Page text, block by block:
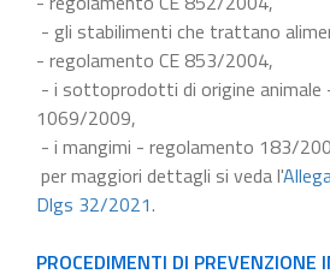
- gli stabilimenti che trattano
- regolamento CE 853/2004,
- i sottoprodotti di origine animale
1069/2009,
- i mangimi - regolamento 183/
per maggiori dettagli si veda l'
Dlgs 32/2021.
PROCEDIMENTI DI PREVENZIONE